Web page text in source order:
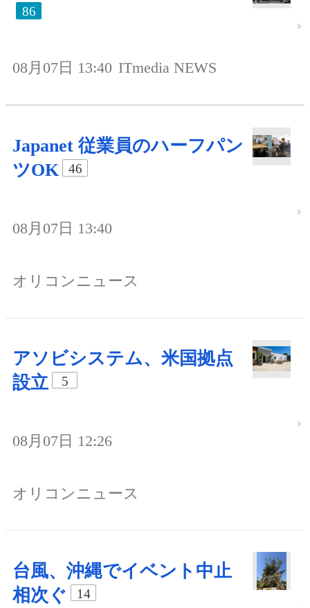
86
08月07日 13:40 ITmedia NEWS
Japanet 従業員のハーフパン
ツOK
46
08月07日 13:40
オリコンニュース
アソビシステム、米国拠点
設立
5
08月07日 12:26
オリコンニュース
台風、沖縄でイベント中止
相次ぐ
14